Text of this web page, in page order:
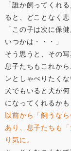
「誰か飼ってくれ
ると、どことなく悲
「この子は次に保
いつかは・・・」
そう思うと、その
息子たちもこれか
ンとしゃべりたく
犬でもいると犬が
になってくれるか
以前から「飼うな
あり、息子たちも
り気に。